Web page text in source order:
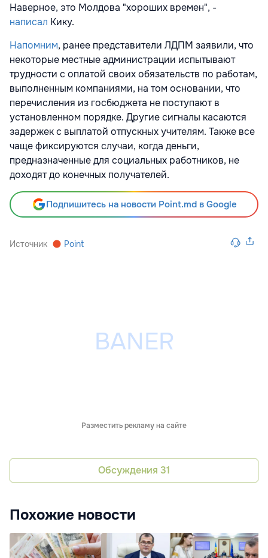
Наверное, это Молдова "хороших времен", -
написал Кику.
Напомним, ранее представители ЛДПМ заявили, что
некоторые местные администрации испытывают
трудности с оплатой своих обязательств по работам,
выполненным компаниями, на том основании, что
перечисления из госбюджета не поступают в
установленном порядке. Другие сигналы касаются
задержек с выплатой отпускных учителям. Также все
чаще фиксируются случаи, когда деньги,
предназначенные для социальных работников, не
доходят до конечных получателей.
Подпишитесь на новости Point.md в Google
Источник Point
Разместить рекламу на сайте
Обсуждения 31
Похожие новости